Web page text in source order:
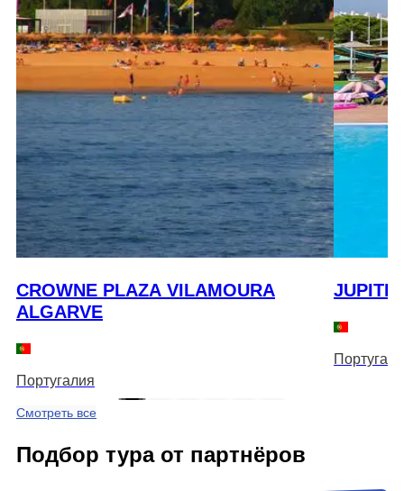
CROWNE PLAZA VILAMOURA
ALGARVE
Португалия
Смотреть все
Подбор тура от партнёров